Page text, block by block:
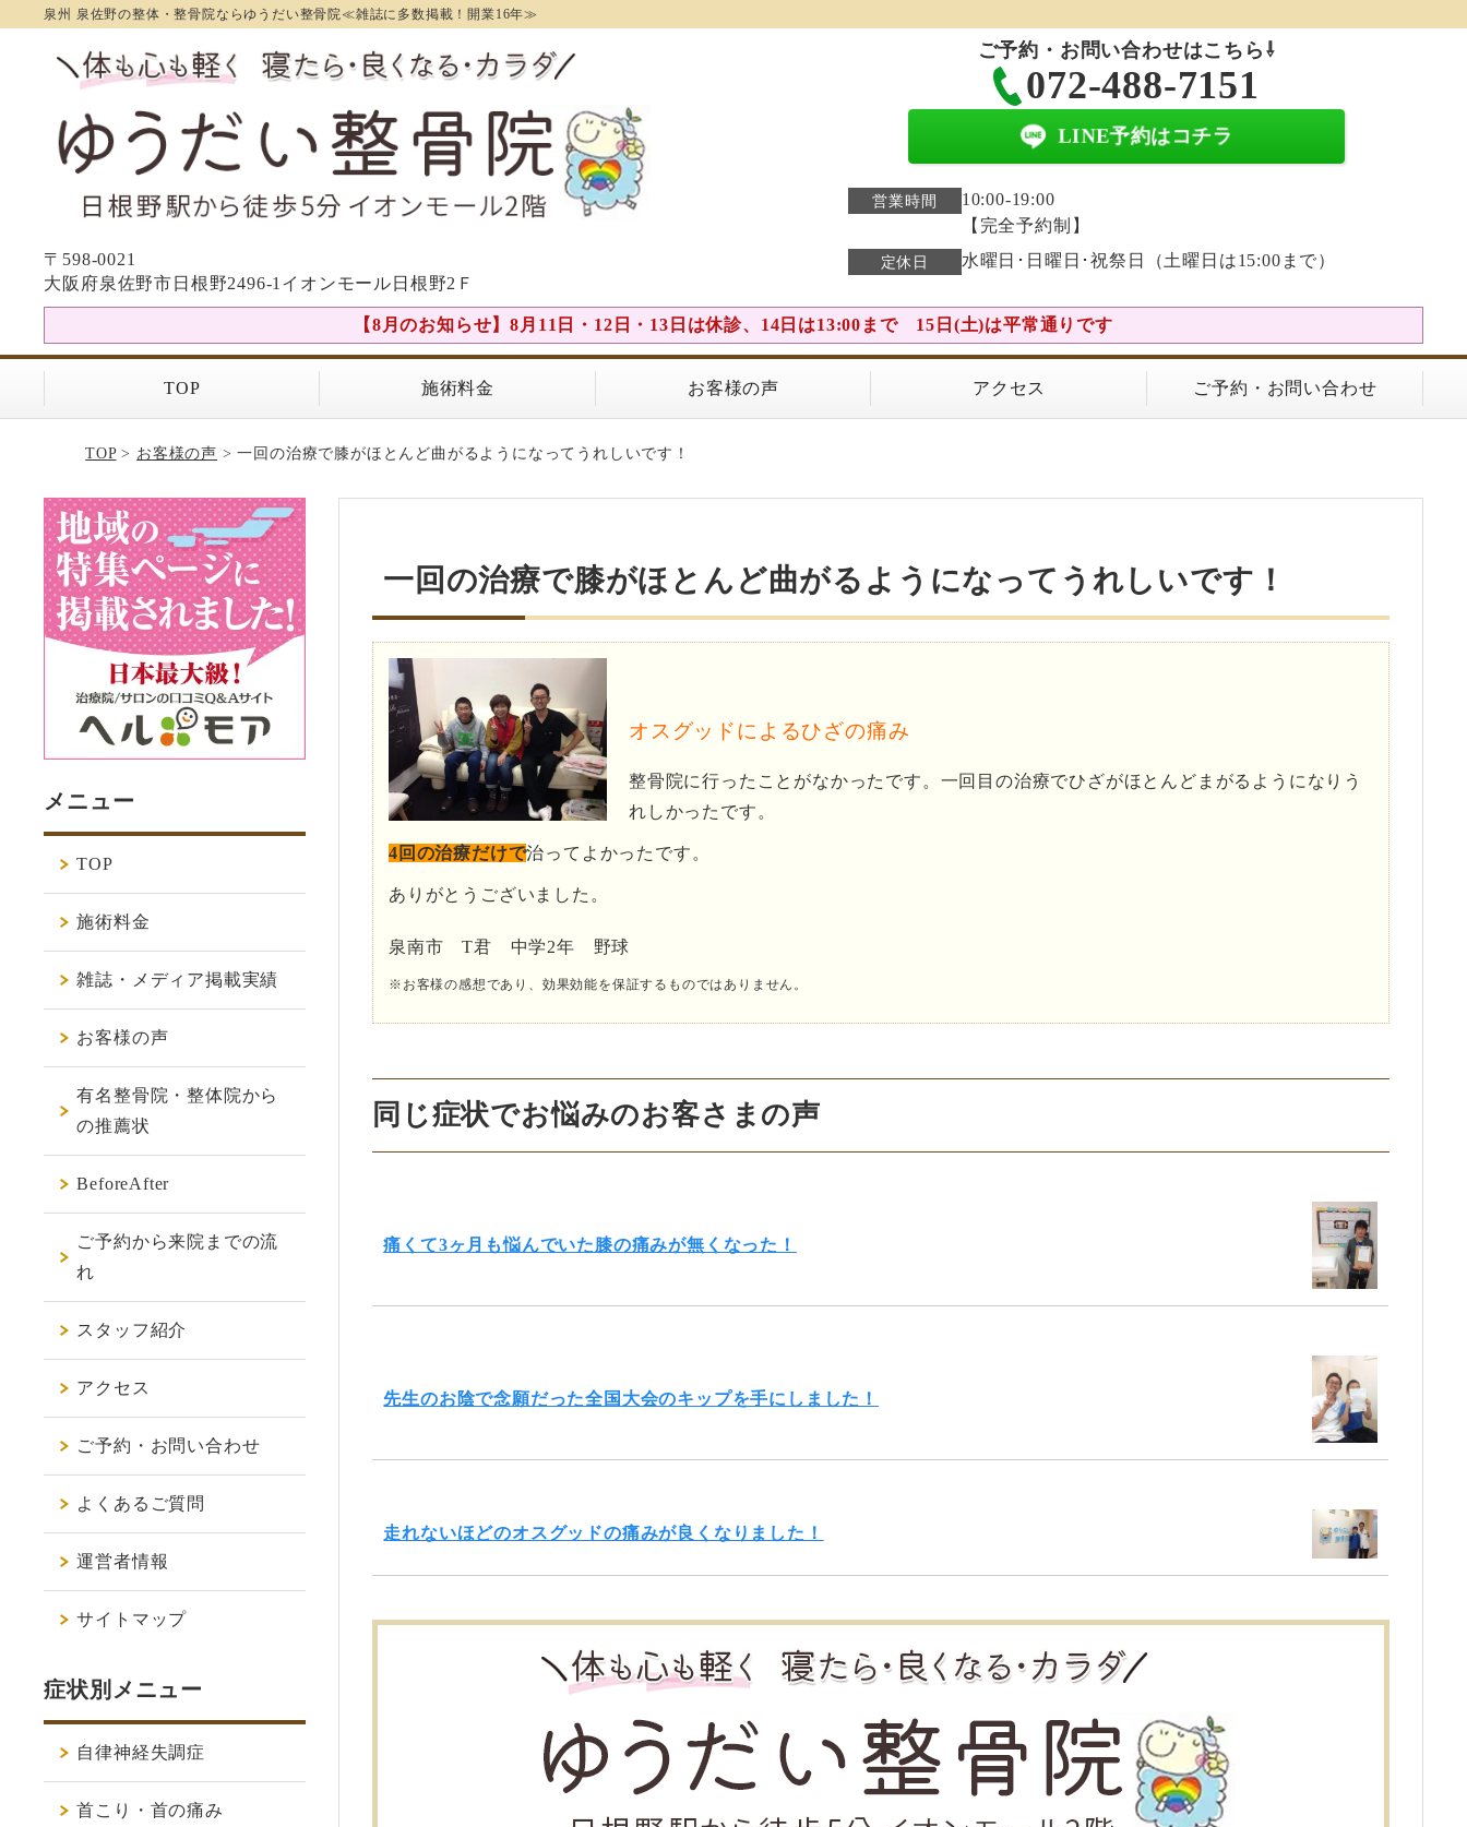
泉州 泉佐野の整体・整骨院ならゆうだい整骨院≪雑誌に多数掲載！開業16年≫
〒598-0021
大阪府泉佐野市日根野2496-1イオンモール日根野2Ｆ
ご予約・お問い合わせはこちら⇩
072-488-7151
LINE予約はコチラ
営業時間
10:00-19:00
【完全予約制】
定休日 水曜日･日曜日･祝祭日（土曜日は15:00まで）
【8月のお知らせ】8月11日・12日・13日は休診、14日は13:00まで 15日(土)は平常通りです
TOP 施術料金 お客様の声 アクセス ご予約・お問い合わせ
TOP> お客様の声 > 一回の治療で膝がほとんど曲がるようになってうれしいです！
一回の治療で膝がほとんど曲がるようになってうれしいです！
オスグッドによるひざの痛み
整骨院に行ったことがなかったです。一回目の治療でひざがほとんどまがるようになりう
れしかったです。
4回の治療だけで治ってよかったです。
ありがとうございました。
泉南市 T君 中学2年 野球
※お客様の感想であり、効果効能を保証するものではありません。
同じ症状でお悩みのお客さまの声
痛くて3ヶ月も悩んでいた膝の痛みが無くなった！
先生のお陰で念願だった全国大会のキップを手にしました！
走れないほどのオスグッドの痛みが良くなりました！
メニュー
TOP
施術料金
雑誌・メディア掲載実績
お客様の声
有名整骨院・整体院から
の推薦状
BeforeAfter
ご予約から来院までの流
れ
スタッフ紹介
アクセス
ご予約・お問い合わせ
よくあるご質問
運営者情報
サイトマップ
症状別メニュー
自律神経失調症
首こり・首の痛み